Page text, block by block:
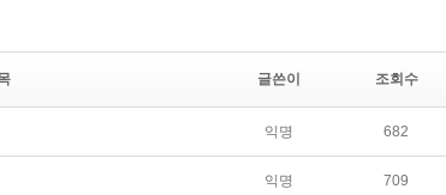
글쓴이 조회수
익명 682
익명 709